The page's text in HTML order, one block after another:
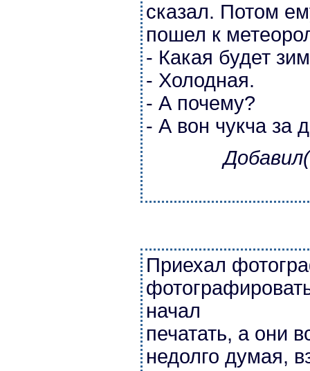
сказал. Потом
пошел к
- Какая будет
- Холодная.
- А почему?
- А вон чукча за
Приехал
начал
печатать, а они
недолго думая,